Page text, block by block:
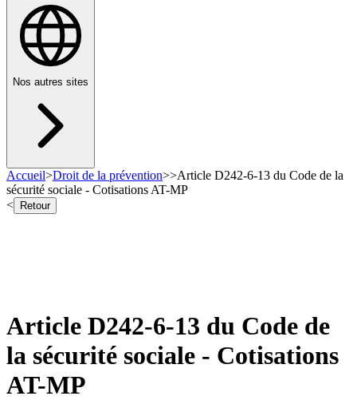
Nos autres sites
Accueil>Droit de la prévention>>Article D242-6-13 du Code de la
sécurité sociale - Cotisations AT-MP
<
Retour
Article D242-6-13 du Code de
la sécurité sociale - Cotisations
AT-MP